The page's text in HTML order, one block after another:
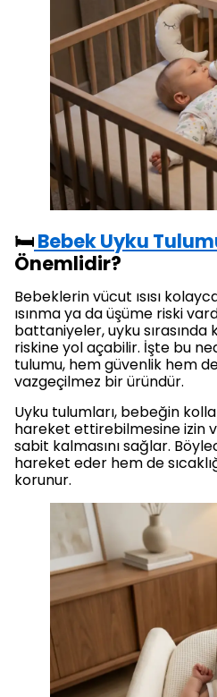
🛏️Bebek Uyku
Önemlidir?
Bebeklerin vücut ısısı
ısınma ya da üşüme riski
battaniyeler, uyku
riskine yol açabilir. İşte bu
tulumu, hem güvenlik hem
vazgeçilmez bir üründür.
Uyku tulumları, bebeğin
hareket ettirebilmesine izin
sabit kalmasını sağlar.
hareket eder hem de
korunur.